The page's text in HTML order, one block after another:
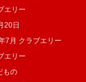
エリー
20日
7月 クラブエリー
エリー
もの